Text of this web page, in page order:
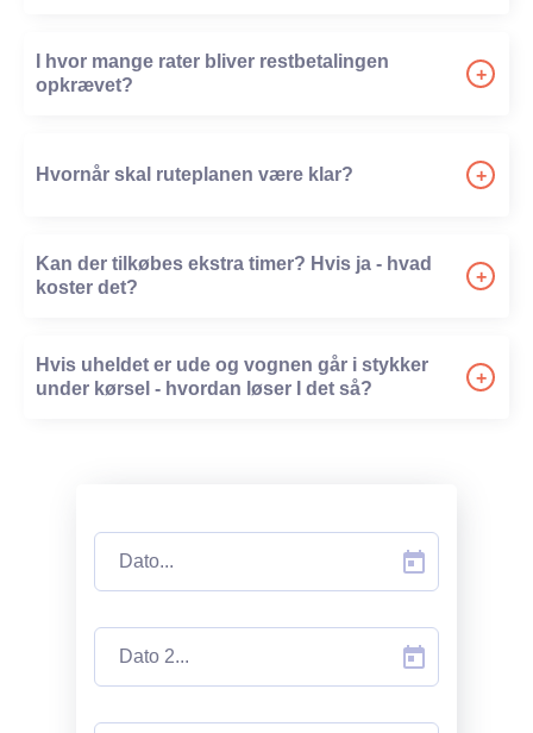
I hvor mange rater bliver restbetalingen
opkrævet?
+
Hvornår skal ruteplanen være klar?
+
Kan der tilkøbes ekstra timer? Hvis ja - hvad
koster det?
+
Hvis uheldet er ude og vognen går i stykker
under kørsel - hvordan løser I det så?
+